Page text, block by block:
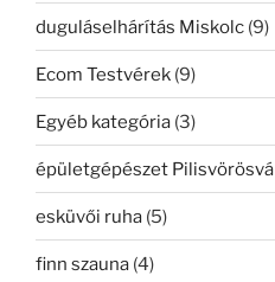
duguláselhárítás Miskolc (9)
Ecom Testvérek (9)
Egyéb kategória (3)
épületgépészet Pilisvörösvá
esküvői ruha (5)
finn szauna (4)